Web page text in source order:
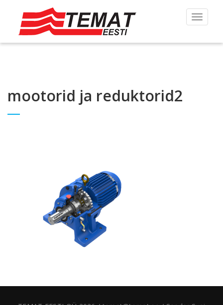
Toggle
mootorid ja reduktorid2